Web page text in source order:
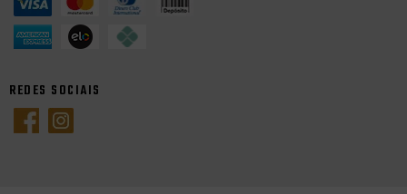
REDES SOCIAIS